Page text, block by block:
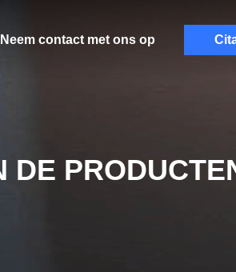
Neem contact met ons op
DE